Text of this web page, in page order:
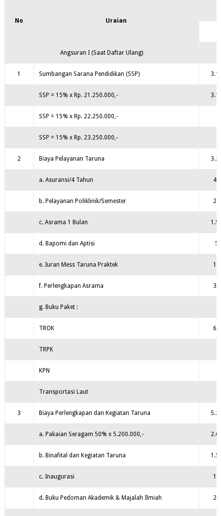
No
Uraian
Angsuran I (Saat Daftar Ulang)
1 Sumbangan Sarana Pendidikan (SSP)
SSP = 15% x Rp. 21.250.000,-
SSP = 15% x Rp. 22.250.000,-
SSP = 15% x Rp. 23.250.000,-
2 Biaya Pelayanan Taruna
a. Asuransi/4 Tahun
b. Pelayanan Poliklinik/Semester
c. Asrama 1 Bulan
d. Bapomi dan Aptisi
e. Iuran Mess Taruna Praktek
f. Perlengkapan Asrama
g. Buku Paket :
TROK
TRPK
KPN
Transportasi Laut
3 Biaya Perlengkapan dan Kegiatan Taruna
a. Pakaian Seragam 50% x 5.200.000,-
b. Binafital dan Kegiatan Taruna
c. Inaugurasi
d. Buku Pedoman Akademik & Majalah Ilmiah